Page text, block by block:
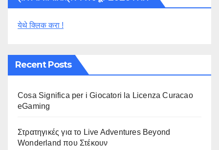
येथे क्लिक करा !
Recent Posts
Cosa Significa per i Giocatori la Licenza Curacao
eGaming
Στρατηγικές για το Live Adventures Beyond
Wonderland που Στέκουν